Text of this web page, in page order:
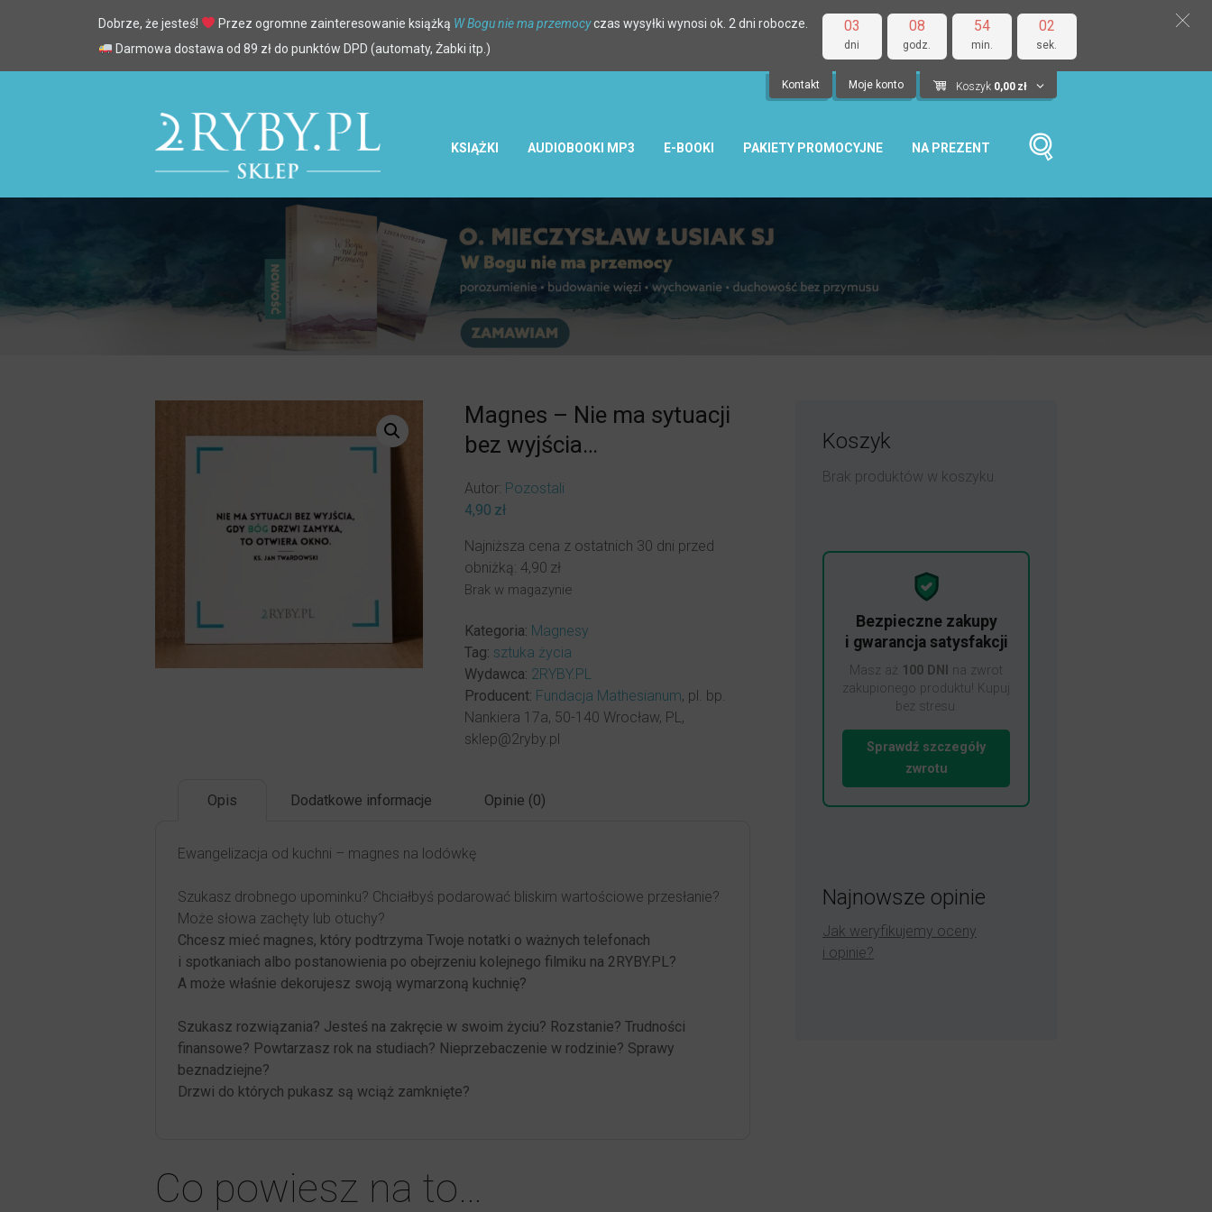
03
dni
08
godz.
54
min.
01
sek.
Dobrze, że jesteś! Przez ogromne zainteresowanie książką W Bogu nie ma przemocyczas wysyłki wynosi ok. 2 dni robocze.
Darmowa dostawa od 89 zł do punktów DPD (automaty, Żabki itp.)
Kontakt Moje konto Koszyk 0,00 zł
KSIĄŻKI AUDIOBOOKI MP3 E-BOOKI PAKIETY PROMOCYJNE NA PREZENT
Magnes – Nie ma sytuacji
bez wyjścia…
Autor: Pozostali
4,90 zł
Najniższa cena z ostatnich 30 dni przed
obniżką: 4,90 zł
Brak w magazynie
Kategoria: Magnesy
Tag: sztuka życia
Wydawca: 2RYBY.PL
Producent: Fundacja Mathesianum, pl. bp.
Nankiera 17a, 50-140 Wrocław, PL,
sklep@2ryby.pl
Opis Dodatkowe informacje Opinie (0)
Ewangelizacja od kuchni – magnes na lodówkę
Szukasz drobnego upominku? Chciałbyś podarować bliskim wartościowe przesłanie?
Może słowa zachęty lub otuchy?
Chcesz mieć magnes, który podtrzyma Twoje notatki o ważnych telefonach
i spotkaniach albo postanowienia po obejrzeniu kolejnego filmiku na 2RYBY.PL?
A może właśnie dekorujesz swoją wymarzoną kuchnię?
Szukasz rozwiązania? Jesteś na zakręcie w swoim życiu? Rozstanie? Trudności
finansowe? Powtarzasz rok na studiach? Nieprzebaczenie w rodzinie? Sprawy
beznadziejne?
Drzwi do których pukasz są wciąż zamknięte?
Co powiesz na to…
Koszyk
Brak produktów w koszyku.
Bezpieczne zakupy
i gwarancja satysfakcji
Masz aż 100 DNI
na zwrot
zakupionego produktu! Kupuj
bez stresu.
Sprawdź szczegóły
zwrotu
Najnowsze opinie
Jak weryfikujemy oceny
i opinie?